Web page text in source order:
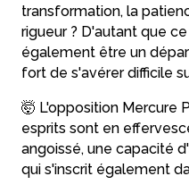
transformation, la
rigueur ? D'autant que
également être un
fort de s'avérer difficile
🤯 L'opposition Mercure
esprits sont en
angoissé, une capacité
qui s'inscrit également